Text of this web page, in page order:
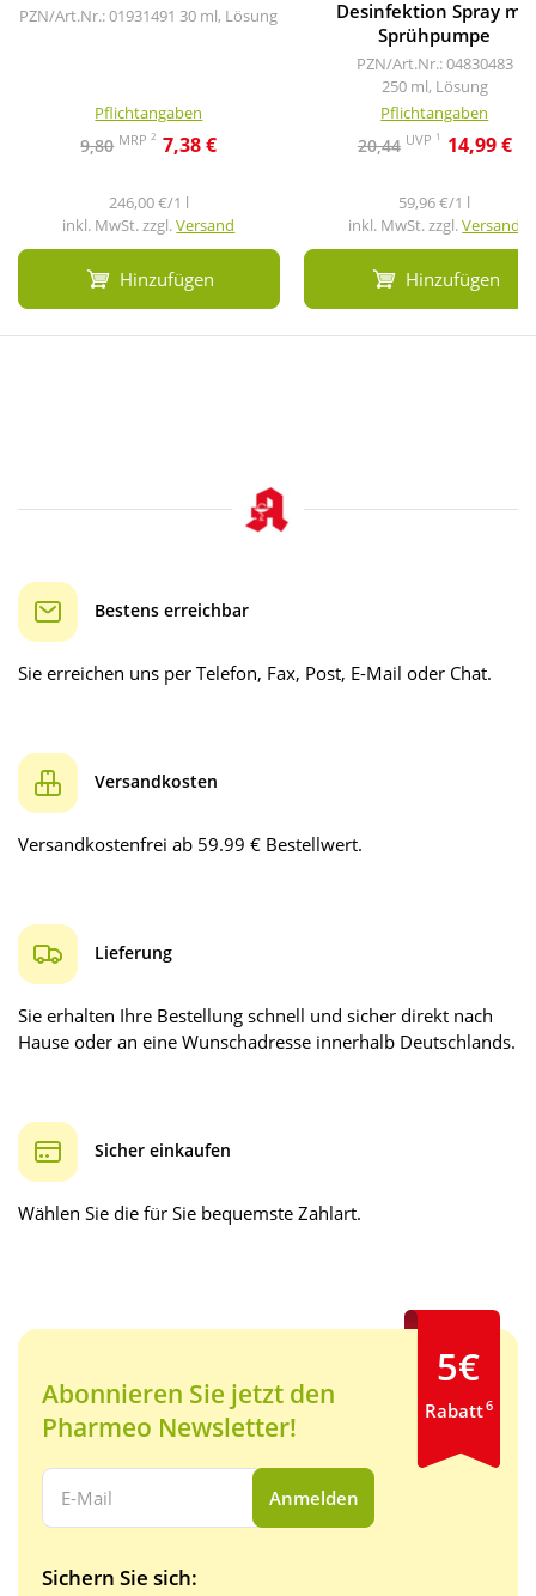
PZN/Art.Nr.: 01931491 30 ml, Lösung
Pflichtangaben
9,80 MRP2 7,38 €
246,00 €/1 l
inkl. MwSt. zzgl.Versand
Hinzufügen
Desinfektion Spray mit
Sprühpumpe
PZN/Art.Nr.: 04830483
250 ml, Lösung
Pflichtangaben
20,44 UVP 1 14,99 €
59,96 €/1 l
inkl. MwSt. zzgl.Versand
Hinzufügen
Bestens erreichbar
Sie erreichen uns per Telefon, Fax, Post, E-Mail oder Chat.
Versandkosten
Versandkostenfrei ab 59.99 € Bestellwert.
Lieferung
Sie erhalten Ihre Bestellung schnell und sicher direkt nach
Hause oder an eine Wunschadresse innerhalb Deutschlands.
Sicher einkaufen
Wählen Sie die für Sie bequemste Zahlart.
Abonnieren Sie jetzt den
Pharmeo Newsletter!
Ihre E-Mail Adresse:
Anmelden
Sichern Sie sich:
5€
Rabatt6